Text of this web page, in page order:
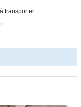
transporter